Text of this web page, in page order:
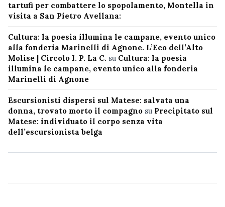
tartufi per combattere lo spopolamento, Montella in
visita a San Pietro Avellana:
Cultura: la poesia illumina le campane, evento unico
alla fonderia Marinelli di Agnone. L’Eco dell’Alto
Molise | Circolo I. P. La C. su Cultura: la poesia
illumina le campane, evento unico alla fonderia
Marinelli di Agnone
Escursionisti dispersi sul Matese: salvata una
donna, trovato morto il compagno su Precipitato sul
Matese: individuato il corpo senza vita
dell’escursionista belga